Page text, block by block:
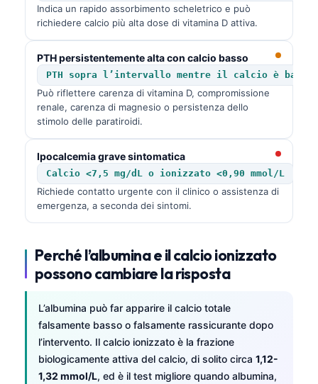
Indica un rapido assorbimento scheletrico e può
richiedere calcio più alta dose di vitamina D attiva.
PTH persistentemente alta con calcio basso
PTH sopra l’intervallo mentre il calcio è basso
Può riflettere carenza di vitamina D, compromissione
renale, carenza di magnesio o persistenza dello
stimolo delle paratiroidi.
Ipocalcemia grave sintomatica
Calcio <7,5 mg/dL o ionizzato <0,90 mmol/L
Richiede contatto urgente con il clinico o assistenza di
emergenza, a seconda dei sintomi.
Perché l’albumina e il calcio ionizzato
possono cambiare la risposta
L’albumina può far apparire il calcio totale
falsamente basso o falsamente rassicurante dopo
l’intervento. Il calcio ionizzato è la frazione
biologicamente attiva del calcio, di solito circa 1,12-
1,32 mmol/L, ed è il test migliore quando albumina,